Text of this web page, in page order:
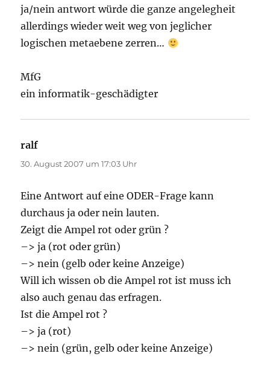
ja/nein antwort würde die ganze angelegheit
allerdings wieder weit weg von jeglicher
logischen metaebene zerren…
MfG
ein informatik-geschädigter
ralf
30. August 2007 um 17:03 Uhr
Eine Antwort auf eine ODER-Frage kann
durchaus ja oder nein lauten.
Zeigt die Ampel rot oder grün ?
–> ja (rot oder grün)
–> nein (gelb oder keine Anzeige)
Will ich wissen ob die Ampel rot ist muss ich
also auch genau das erfragen.
Ist die Ampel rot ?
–> ja (rot)
–> nein (grün, gelb oder keine Anzeige)